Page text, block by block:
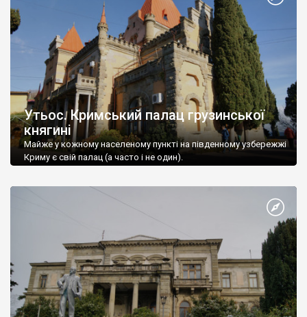
Утьос. Кримський палац грузинської
княгині
Майже у кожному населеному пункті на південному узбережжі
Криму є свій палац (а часто і не один).